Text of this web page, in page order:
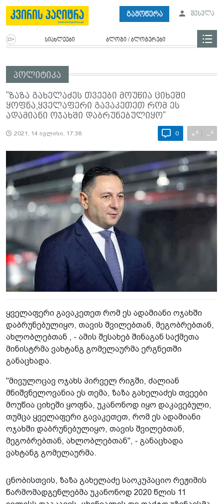
გამოწერა შესვლა
სიახლეები ბლოგი / ბლოგერები
პოლიტიკა
"ზაზა გახელაძეს თვეები მოუწია ციხეში
ყოფნა,ყველაფერი გავაკეთეთ რომ ეს
ადამიანი ოჯახში დაბრუნებულიყო"
2021, 14 ივლისი, 17:38 0 +A −A
ყველაფერი გავაკეთეთ რომ ეს ადამიანი ოჯახში
დაბრუნებულიყო, თავის შვილებთან, მეგობრებთან,
ახლობლებთან , - ამის შესახებ შინაგან საქმეთა
მინისტრმა ვახტანგ გომელაურმა ერგნეთში
განაცხადა.
"მივულოცავ ოჯახს პირველ რიგში, ძალიან
მნიშვნელოვანია ეს თემა, ზაზა გახელაძეს თვეები
მოუწია ციხეში ყოფნა, უკანონოდ იყო დაკავებული,
თუმცა ყველაფერი გავაკეთეთ, რომ ეს ადამიანი
ოჯახში დაბრუნებულიყო, თავის შვილებთან,
მეგობრებთან, ახლობლებთან", - განაცხადა
ვახტანგ გომელაურმა.
ცნობისთვის, ზაზა გახელაძე საოკუპაციო რეჟიმის
წარმომადგენლებმა უკანონოდ 2020 წლის 11